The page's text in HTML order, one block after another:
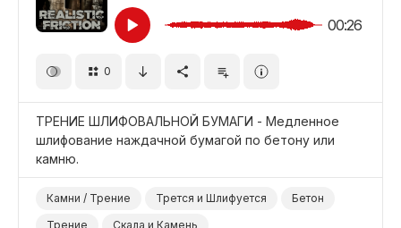
00:26
0
ТРЕНИЕ ШЛИФОВАЛЬНОЙ БУМАГИ - Медленное
шлифование наждачной бумагой по бетону или
камню.
Камни / Трение Трется и Шлифуется
Бетон
Трение
Скала и Камень